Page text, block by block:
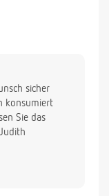
sicher
konsumiert
Sie das